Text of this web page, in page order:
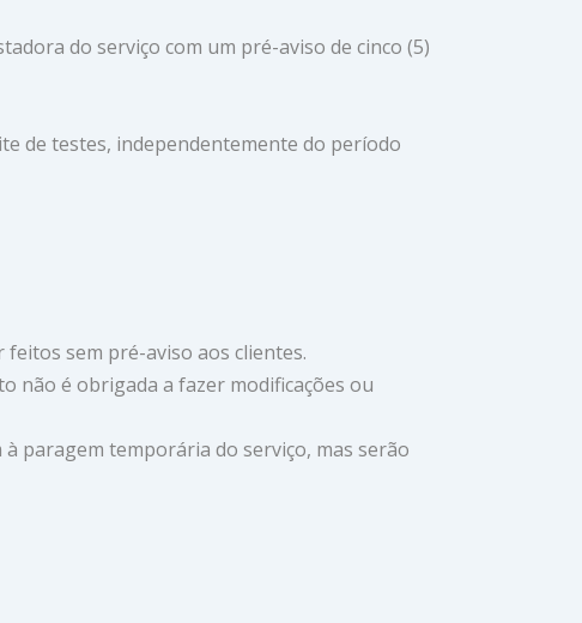
do serviço com um pré-aviso de cinco (5)
de testes, independentemente do período
sem pré-aviso aos clientes.
não é obrigada a fazer modificações ou
paragem temporária do serviço, mas serão